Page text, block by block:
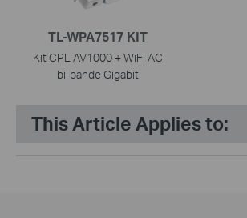
TL-WPA7517 KIT
Kit CPL AV1000 + WiFi AC
bi-bande Gigabit
This Article Applies to: